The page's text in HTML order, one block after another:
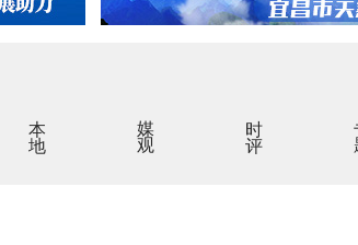
本地 媒观 时评